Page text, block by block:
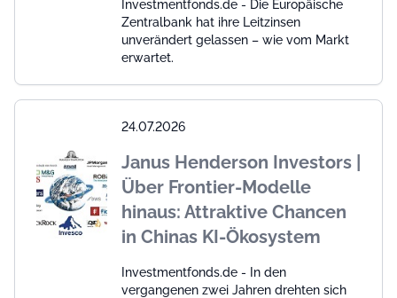
Investmentfonds.de - Die Europäische
Zentralbank hat ihre Leitzinsen
unverändert gelassen – wie vom Markt
erwartet.
24.07.2026
Janus Henderson Investors |
Über Frontier-Modelle
hinaus: Attraktive Chancen
in Chinas KI-Ökosystem
Investmentfonds.de - In den
vergangenen zwei Jahren drehten sich